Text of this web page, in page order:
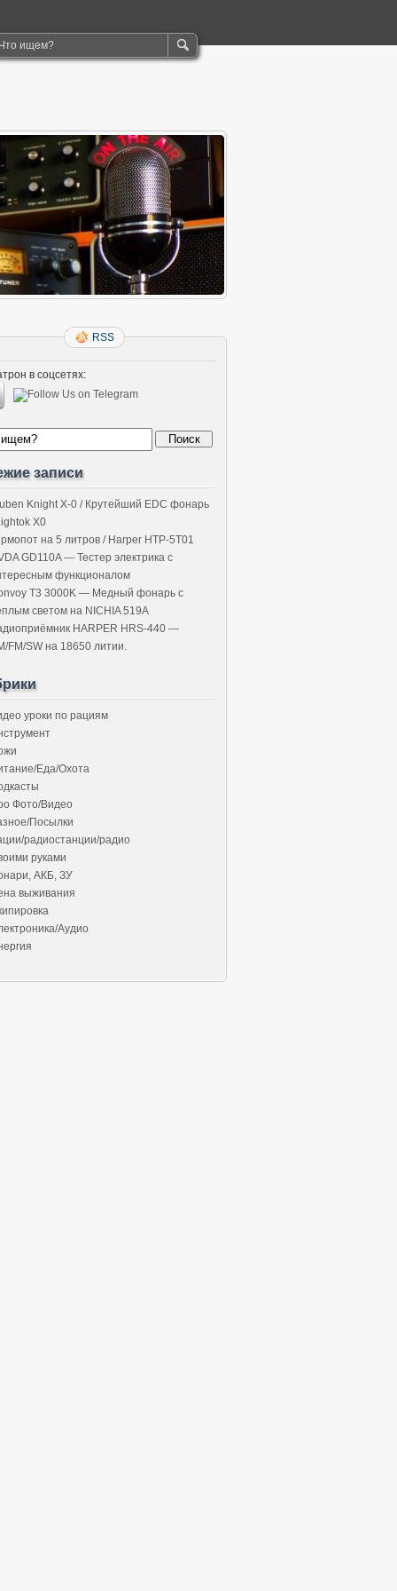
RSS
в соцсетях:
записи
Knight X-0 / Крутейший EDC фонарь
X0
на 5 литров / Harper HTP-5T01
GD110A — Тестер электрика с
функционалом
T3 3000K — Медный фонарь с
светом на NICHIA 519A
HARPER HRS-440 —
FM/SW на 18650 литии.
уроки по рациям
Еда/Охота
Фото/Видео
Посылки
радиостанции/радио
руками
АКБ, ЗУ
выживания
Аудио